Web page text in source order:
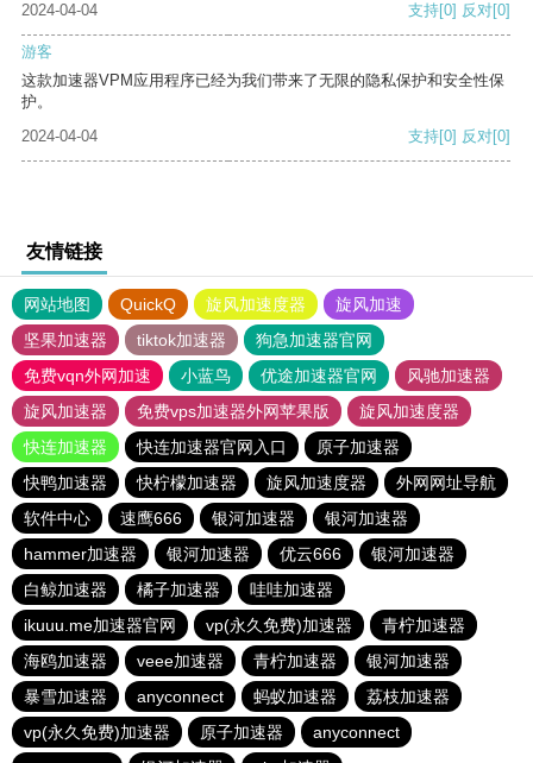
2024-04-04
支持[0] 反对[0]
游客
这款加速器VPM应用程序已经为我们带来了无限的隐私保护和安全性保
护。
2024-04-04
支持[0] 反对[0]
友情链接
网站地图 QuickQ 旋风加速度器
旋风加速
坚果加速器
tiktok加速器
狗急加速器官网
免费vqn外网加速
小蓝鸟 优途加速器官网
风驰加速器
旋风加速器
免费vps加速器外网苹果版
旋风加速度器
快连加速器
快连加速器官网入口
原子加速器
快鸭加速器
快柠檬加速器 旋风加速度器
外网网址导航
软件中心
速鹰666 银河加速器
银河加速器
hammer加速器
银河加速器 优云666
银河加速器
白鲸加速器
橘子加速器
哇哇加速器
ikuuu.me加速器官网
vp(永久免费)加速器
青柠加速器
海鸥加速器
veee加速器 青柠加速器
银河加速器
暴雪加速器
anyconnect 蚂蚁加速器
荔枝加速器
vp(永久免费)加速器
原子加速器
anyconnect